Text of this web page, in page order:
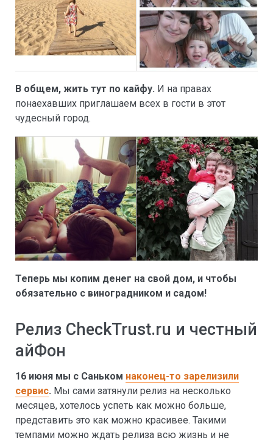
В общем, жить тут по кайфу. И на правах
понаехавших приглашаем всех в гости в этот
чудесный город.
Теперь мы копим денег на свой дом, и чтобы
обязательно с виноградником и садом!
Релиз CheckTrust.ru и честный
айФон
16 июня мы с Саньком наконец-то зарелизили
сервис. Мы сами затянули релиз на несколько
месяцев, хотелось успеть как можно больше,
представить это как можно красивее. Такими
темпами можно ждать релиза всю жизнь и не